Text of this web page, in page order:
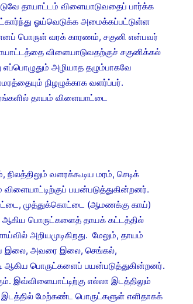
தாயாட்டம் விளையாடுவதைப் பார்க்க
உட்கார்ந்து ஓய்வெடுக்க அமைக்கப்பட்டுள்ள
பொருள் வரக் காரணம், சகுனி என்பவர்
விளையாடுவதற்குச் சகுனிக்கல்
அழியாத தழும்பாகவே
நிழழுக்காக வளர்ப்பர்.
தாயம் விளையாட்டை
வளரக்கூடிய மரம், செடிக்
பயன்படுத்துகின்றனர்.
முத்துக்கொட்டை (ஆமணக்கு காய்)
ஆகிய பொருட்களைத் தாயக் கட்டத்தில்
அறியமுடிகிறது. மேலும், தாயம்
இலை, அவரை இலை, செங்கல்,
ஆகிய பொருட்களைப் பயன்படுத்துகின்றனர்.
இவ்விளையாட்டிற்கு எல்லா இடத்திலும்
மேற்கண்ட பொருட்களுள் எளிதாகக்